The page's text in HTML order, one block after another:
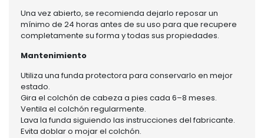
Una vez abierto, se recomienda dejarlo reposar un
mínimo de 24 horas antes de su uso para que recupere
completamente su forma y todas sus propiedades.
Mantenimiento
Utiliza una funda protectora para conservarlo en mejor
estado.
Gira el colchón de cabeza a pies cada 6–8 meses.
Ventila el colchón regularmente.
Lava la funda siguiendo las instrucciones del fabricante.
Evita doblar o mojar el colchón.